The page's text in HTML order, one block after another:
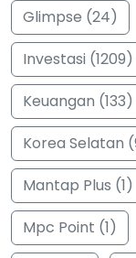
Glimpse (24)
Investasi (1209)
Keuangan (133)
Korea Selatan
Mantap Plus (1)
Mpc Point (1)